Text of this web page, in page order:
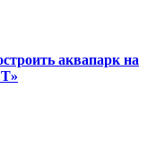
аквапарк на